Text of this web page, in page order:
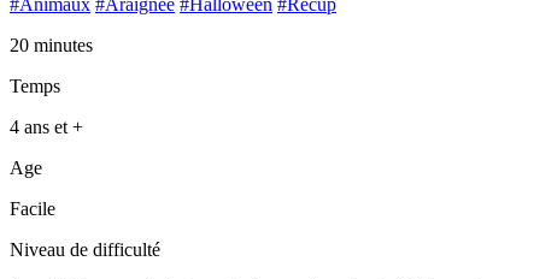
#Animaux #Araignée #Halloween #Récup
20 minutes
Temps
4 ans et +
Age
Facile
Niveau de difficulté